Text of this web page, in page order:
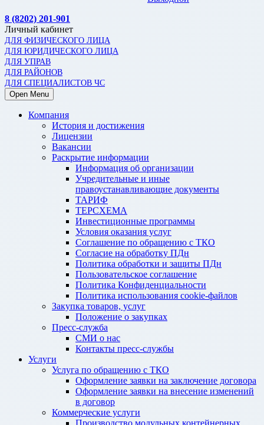
8 (8202) 201-901
Личный кабинет
ДЛЯ ФИЗИЧЕСКОГО ЛИЦА
ДЛЯ ЮРИДИЧЕСКОГО ЛИЦА
ДЛЯ УПРАВ
ДЛЯ РАЙОНОВ
ДЛЯ СПЕЦИАЛИСТОВ ЧС
Open Menu
Компания
История и достижения
Лицензии
Вакансии
Раскрытие информации
Информация об организации
Учредительные и иные
правоустанавливающие документы
ТАРИФ
ТЕРСХЕМА
Инвестиционные программы
Условия оказания услуг
Соглашение по обращению с ТКО
Согласие на обработку ПДн
Политика обработки и защиты ПДн
Пользовательское соглашение
Политика Конфиденциальности
Политика использования cookie-файлов
Закупка товаров, услуг
Положение о закупках
Пресс-служба
СМИ о нас
Контакты пресс-службы
Услуги
Услуга по обращению с ТКО
Оформление заявки на заключение договора
Оформление заявки на внесение изменений
в договор
Коммерческие услуги
Производство модульных контейнерных